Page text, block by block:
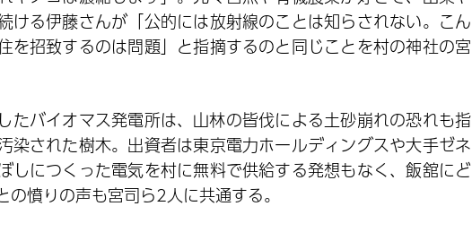
ける伊藤さんが「公的には放射線のことは知らされない。こん
を招致するのは問題」と指摘するのと同じことを村の神社の宮
たバイオマス発電所は、山林の皆伐による土砂崩れの恐れも指
染された樹木。出資者は東京電力ホールディングスや大手ゼネ
しにつくった電気を村に無料で供給する発想もなく、飯舘にど
憤りの声も宮司ら2人に共通する。